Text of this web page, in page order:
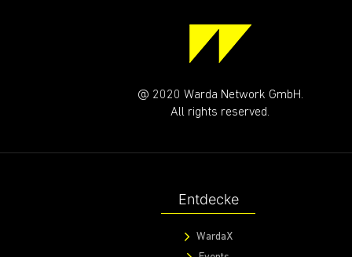
@ 2020 Warda Network GmbH.
All rights reserved.
Entdecke
WardaX